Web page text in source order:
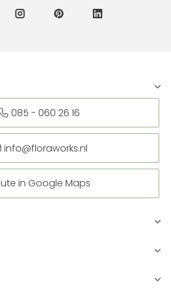
085 - 060 26 16
info@floraworks.nl
in Google Maps